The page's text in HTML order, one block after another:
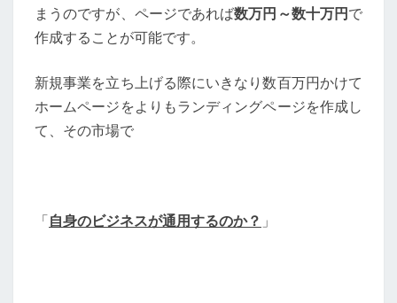
まうのですが、ページであれば数万円～数十万円 で
作成することが可能です。
新規事業を立ち上げる際にいきなり数百万円かけて
ホームページをよりもランディングページを作成し
て、その市場で
「自身のビジネスが通用するのか？ 」